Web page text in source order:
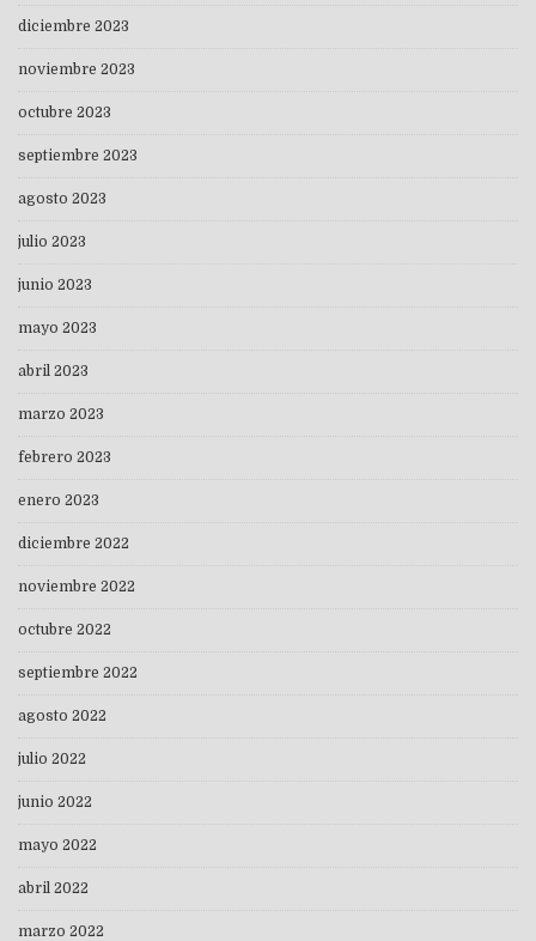
diciembre 2023
noviembre 2023
octubre 2023
septiembre 2023
agosto 2023
julio 2023
junio 2023
mayo 2023
abril 2023
marzo 2023
febrero 2023
enero 2023
diciembre 2022
noviembre 2022
octubre 2022
septiembre 2022
agosto 2022
julio 2022
junio 2022
mayo 2022
abril 2022
marzo 2022